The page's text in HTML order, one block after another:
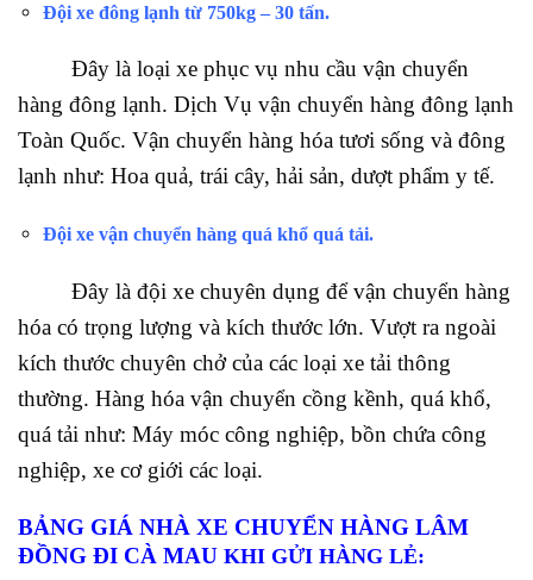
Đội xe đông lạnh từ 750kg – 30 tấn.
Đây là loại xe phục vụ nhu cầu vận chuyển
hàng đông lạnh. Dịch Vụ vận chuyển hàng đông lạnh
Toàn Quốc. Vận chuyển hàng hóa tươi sống và đông
lạnh như: Hoa quả, trái cây, hải sản, dượt phẩm y tế.
Đội xe vận chuyển hàng quá khổ quá tải.
Đây là đội xe chuyên dụng để vận chuyển hàng
hóa có trọng lượng và kích thước lớn. Vượt ra ngoài
kích thước chuyên chở của các loại xe tải thông
thường. Hàng hóa vận chuyển cồng kềnh, quá khổ,
quá tải như: Máy móc công nghiệp, bồn chứa công
nghiệp, xe cơ giới các loại.
BẢNG GIÁ NHÀ XE CHUYỂN HÀNG LÂM
ĐỒNG ĐI CÀ MAU KHI GỬI HÀNG LẺ: